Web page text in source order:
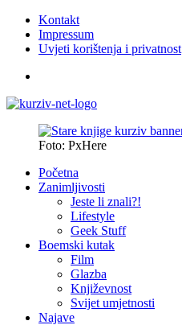
Kontakt
Impressum
Uvjeti korištenja i privatnost
Foto: PxHere
Početna
Zanimljivosti
Jeste li znali?!
Lifestyle
Geek Stuff
Boemski kutak
Film
Glazba
Književnost
Svijet umjetnosti
Najave